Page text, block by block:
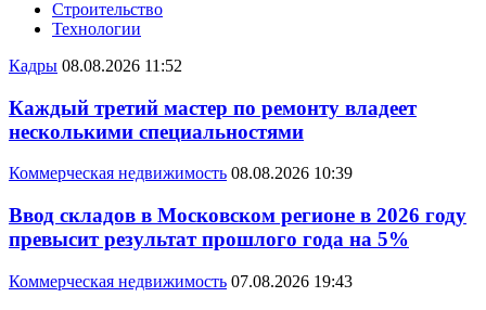
Строительство
Технологии
Кадры 08.08.2026 11:52
Каждый третий мастер по ремонту владеет
несколькими специальностями
Коммерческая недвижимость 08.08.2026 10:39
Ввод складов в Московском регионе в 2026 году
превысит результат прошлого года на 5%
Коммерческая недвижимость 07.08.2026 19:43